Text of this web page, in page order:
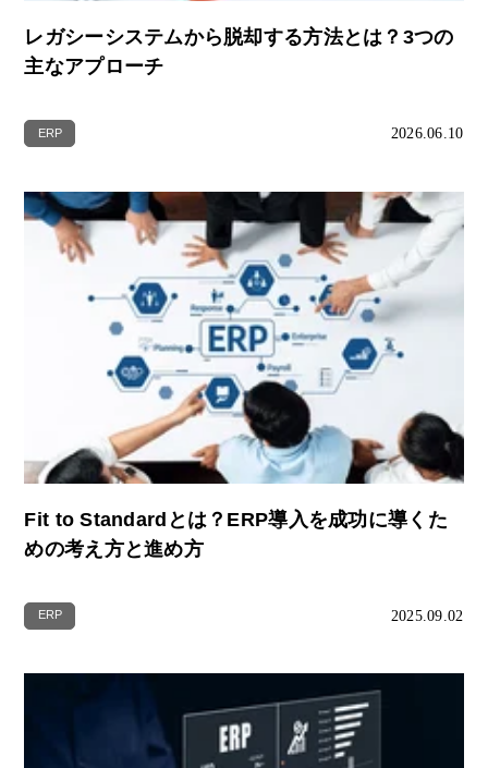
レガシーシステムから脱却する方法とは？3つの
主なアプローチ
ERP 2026.06.10
Fit to Standardとは？ERP導入を成功に導くた
めの考え方と進め方
ERP 2025.09.02